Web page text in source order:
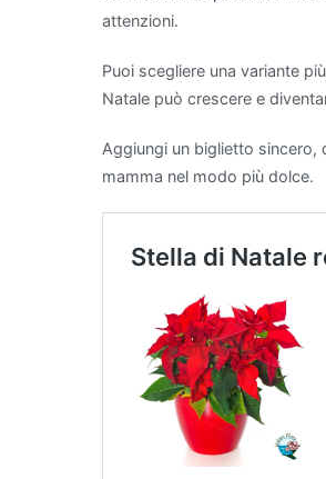
attenzioni.
Puoi scegliere una variante
Natale può crescere e
Aggiungi un biglietto sincero,
mamma nel modo più dolce.